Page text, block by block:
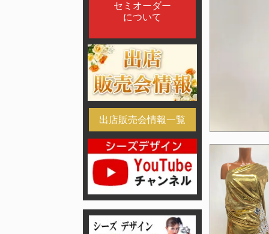
セミオーダー
について
出店販売会情報一覧